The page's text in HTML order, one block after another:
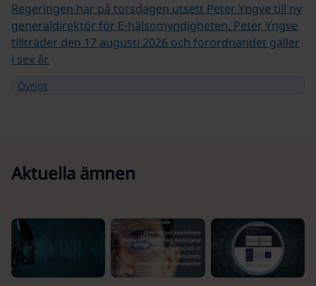
Regeringen har på torsdagen utsett Peter Yngve till ny
generaldirektör för E‑hälsomyndigheten. Peter Yngve
tillträder den 17 augusti 2026 och förordnandet gäller
i sex år.
Övrigt
Aktuella ämnen